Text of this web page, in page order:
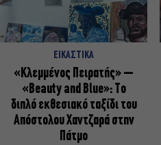
ΕΙΚΑΣΤΙΚΑ
«Κλεμμένος Πειρατής» –
«Beauty and Blue»: Το
διπλό εκθεσιακό ταξίδι του
Απόστολου Χαντζαρά στην
Πάτμο